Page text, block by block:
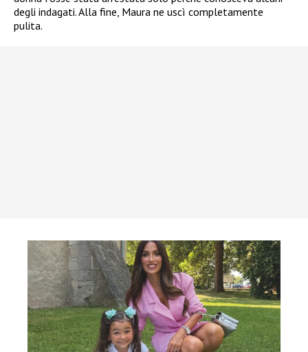
degli indagati. Alla fine, Maura ne uscì completamente
pulita.